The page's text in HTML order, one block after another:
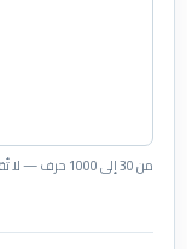
من 30 إلى 1000 حرف — لا تُقبل الروابط أو أكواد HTML.